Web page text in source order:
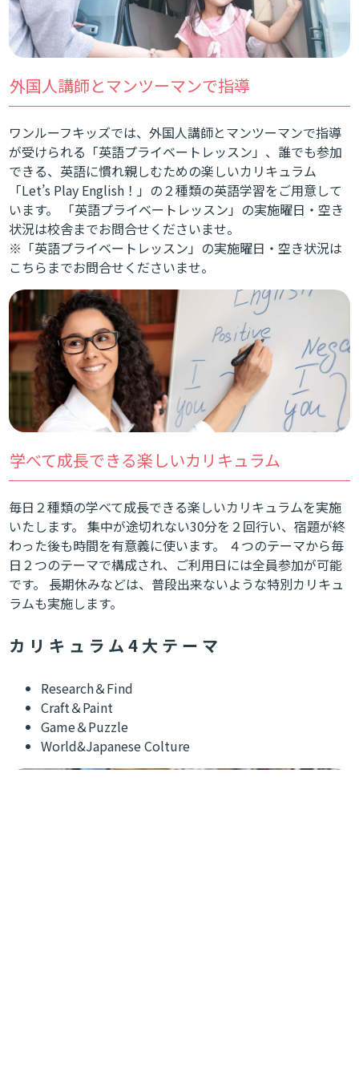
外国人講師とマンツーマンで指導
ワンルーフキッズでは、外国人講師とマンツーマンで指導
が受けられる「英語プライベートレッスン」、誰でも参加
できる、英語に慣れ親しむための楽しいカリキュラム
「Let’s Play English！」の２種類の英語学習をご用意して
います。 「英語プライベートレッスン」の実施曜日・空き
状況は校舎までお問合せくださいませ。
※「英語プライベートレッスン」の実施曜日・空き状況は
こちら までお問合せくださいませ。
学べて成長できる楽しいカリキュラム
毎日２種類の学べて成長できる楽しいカリキュラムを実施
いたします。 集中が途切れない30分を２回行い、宿題が終
わった後も時間を有意義に使います。 ４つのテーマから毎
日２つのテーマで構成され、ご利用日には全員参加が可能
です。 長期休みなどは、普段出来ないような特別カリキュ
ラムも実施します。
カリキュラム4大テーマ
Research＆Find
Craft＆Paint
Game＆Puzzle
World&Japanese Colture